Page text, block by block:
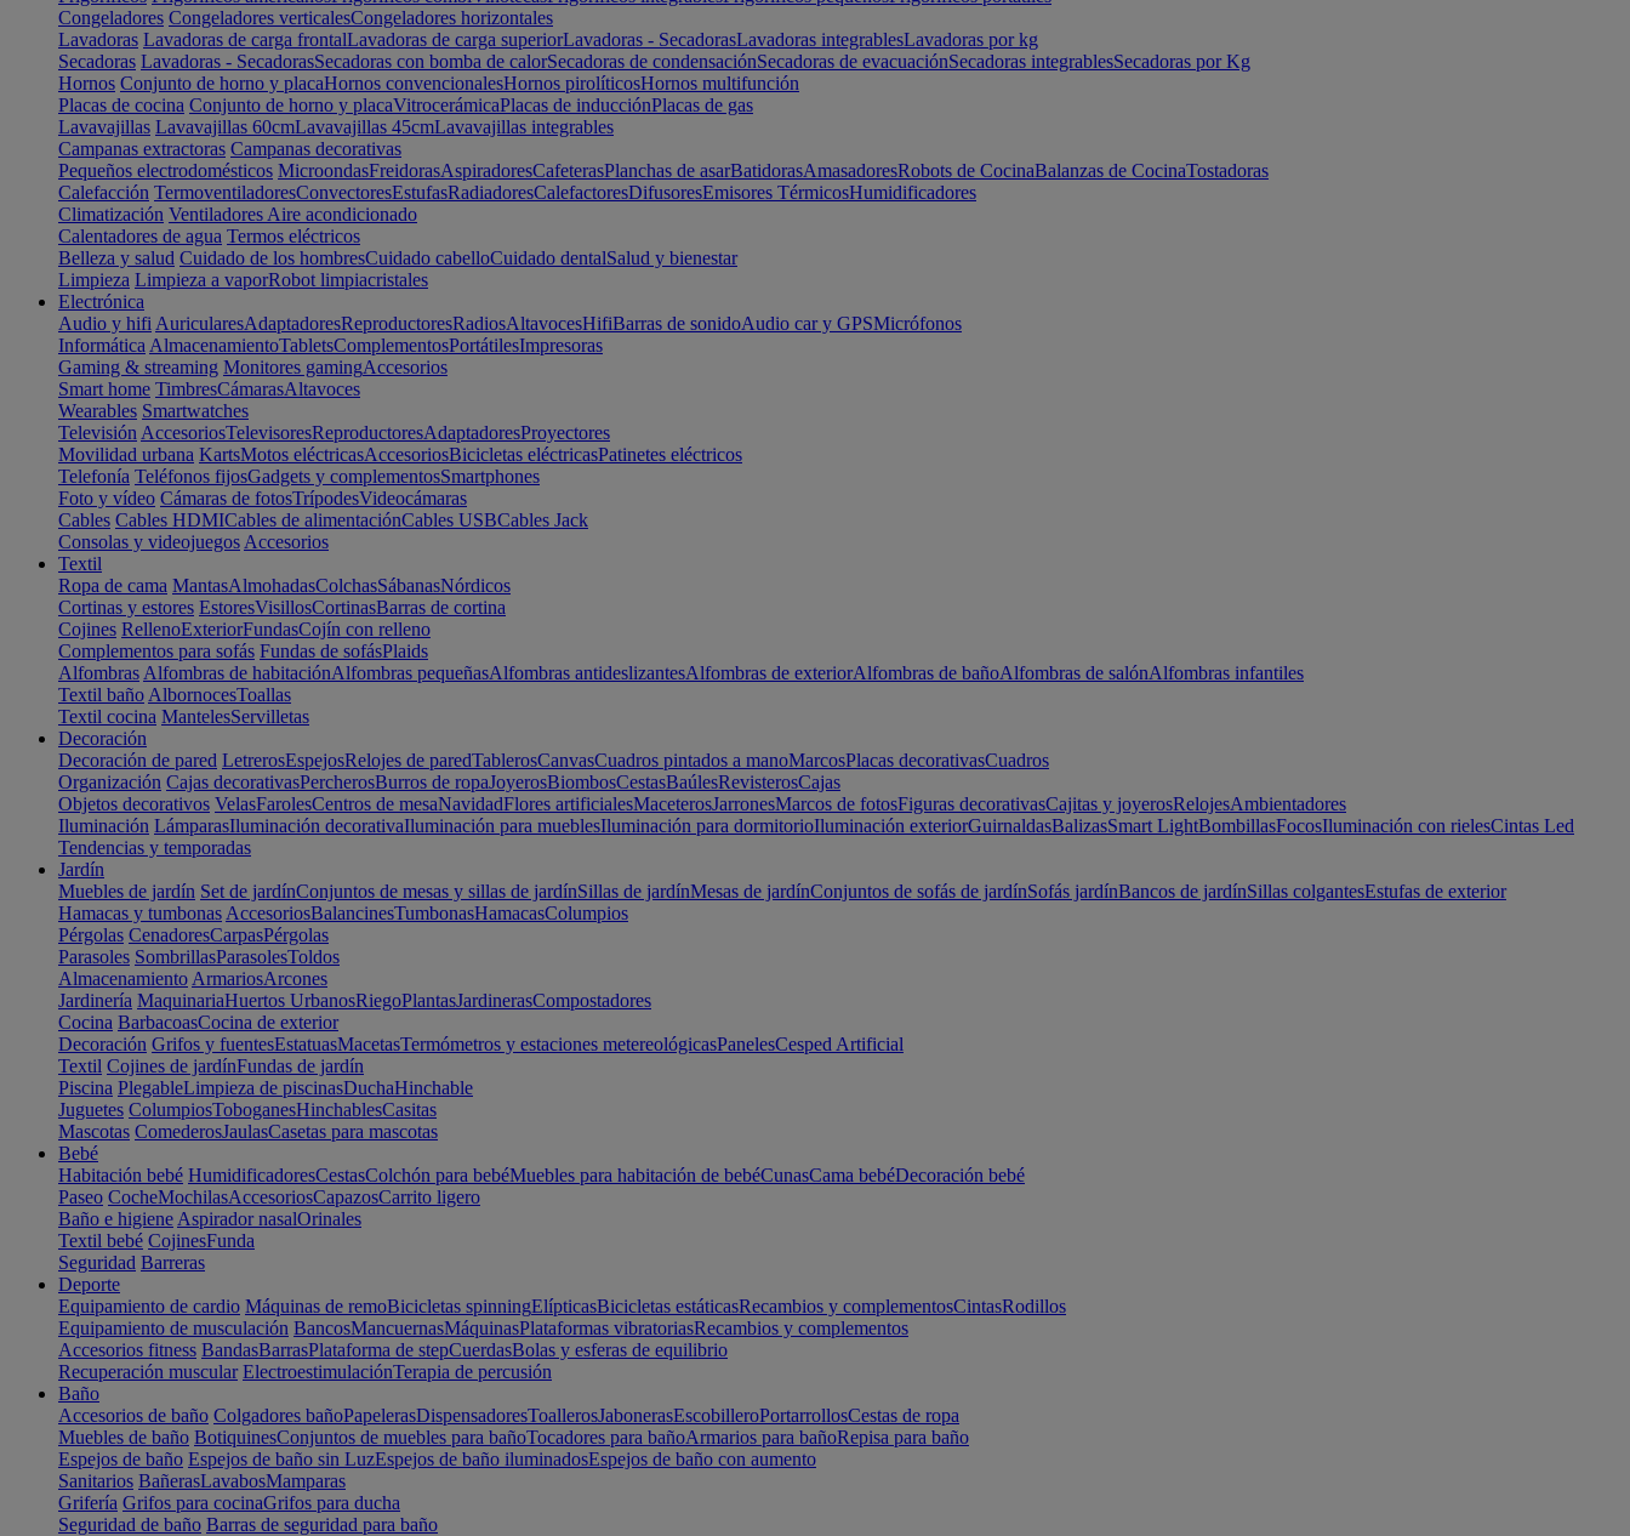
Congeladores Congeladores verticalesCongeladores horizontales
Lavadoras Lavadoras de carga frontalLavadoras de carga superiorLavadoras - SecadorasLavadoras integrablesLavadoras por kg
Secadoras Lavadoras - SecadorasSecadoras con bomba de calorSecadoras de condensaciónSecadoras de evacuaciónSecadoras integrablesSecadoras por Kg
Hornos Conjunto de horno y placaHornos convencionalesHornos pirolíticosHornos multifunción
Placas de cocina Conjunto de horno y placaVitrocerámicaPlacas de inducciónPlacas de gas
Lavavajillas Lavavajillas 60cmLavavajillas 45cmLavavajillas integrables
Campanas extractoras Campanas decorativas
Pequeños electrodomésticos MicroondasFreidorasAspiradoresCafeterasPlanchas de asarBatidorasAmasadoresRobots de CocinaBalanzas de CocinaTostadoras
Calefacción TermoventiladoresConvectoresEstufasRadiadoresCalefactoresDifusoresEmisores TérmicosHumidificadores
Climatización Ventiladores Aire acondicionado
Calentadores de agua Termos eléctricos
Belleza y salud Cuidado de los hombresCuidado cabelloCuidado dentalSalud y bienestar
Limpieza Limpieza a vaporRobot limpiacristales
Electrónica
Audio y hifi AuricularesAdaptadoresReproductoresRadiosAltavocesHifiBarras de sonidoAudio car y GPSMicrófonos
Informática AlmacenamientoTabletsComplementosPortátilesImpresoras
Gaming & streaming Monitores gamingAccesorios
Smart home TimbresCámarasAltavoces
Wearables Smartwatches
Televisión AccesoriosTelevisoresReproductoresAdaptadoresProyectores
Movilidad urbana KartsMotos eléctricasAccesoriosBicicletas eléctricasPatinetes eléctricos
Telefonía Teléfonos fijosGadgets y complementosSmartphones
Foto y vídeo Cámaras de fotosTrípodesVideocámaras
Cables Cables HDMICables de alimentaciónCables USBCables Jack
Consolas y videojuegos Accesorios
Textil
Ropa de cama MantasAlmohadasColchasSábanasNórdicos
Cortinas y estores EstoresVisillosCortinasBarras de cortina
Cojines RellenoExteriorFundasCojín con relleno
Complementos para sofás Fundas de sofásPlaids
Alfombras Alfombras de habitaciónAlfombras pequeñasAlfombras antideslizantesAlfombras de exteriorAlfombras de bañoAlfombras de salónAlfombras infantiles
Textil baño AlbornocesToallas
Textil cocina MantelesServilletas
Decoración
Decoración de pared LetrerosEspejosRelojes de paredTablerosCanvasCuadros pintados a manoMarcosPlacas decorativasCuadros
Organización Cajas decorativasPercherosBurros de ropaJoyerosBiombosCestasBaúlesRevisterosCajas
Objetos decorativos VelasFarolesCentros de mesaNavidadFlores artificialesMaceterosJarronesMarcos de fotosFiguras decorativasCajitas y joyerosRelojesAmbientadores
Iluminación LámparasIluminación decorativaIluminación para mueblesIluminación para dormitorioIluminación exteriorGuirnaldasBalizasSmart LightBombillasFocosIluminación con rielesCintas Led
Tendencias y temporadas
Jardín
Muebles de jardín Set de jardínConjuntos de mesas y sillas de jardínSillas de jardínMesas de jardínConjuntos de sofás de jardínSofás jardínBancos de jardínSillas colgantesEstufas de exterior
Hamacas y tumbonas AccesoriosBalancinesTumbonasHamacasColumpios
Pérgolas CenadoresCarpasPérgolas
Parasoles SombrillasParasolesToldos
Almacenamiento ArmariosArcones
Jardinería MaquinariaHuertos UrbanosRiegoPlantasJardinerasCompostadores
Cocina BarbacoasCocina de exterior
Decoración Grifos y fuentesEstatuasMacetasTermómetros y estaciones metereológicasPanelesCesped Artificial
Textil Cojines de jardínFundas de jardín
Piscina PlegableLimpieza de piscinasDuchaHinchable
Juguetes ColumpiosToboganesHinchablesCasitas
Mascotas ComederosJaulasCasetas para mascotas
Bebé
Habitación bebé HumidificadoresCestasColchón para bebéMuebles para habitación de bebéCunasCama bebéDecoración bebé
Paseo CocheMochilasAccesoriosCapazosCarrito ligero
Baño e higiene Aspirador nasalOrinales
Textil bebé CojinesFunda
Seguridad Barreras
Deporte
Equipamiento de cardio Máquinas de remoBicicletas spinningElípticasBicicletas estáticasRecambios y complementosCintasRodillos
Equipamiento de musculación BancosMancuernasMáquinasPlataformas vibratoriasRecambios y complementos
Accesorios fitness BandasBarrasPlataforma de stepCuerdasBolas y esferas de equilibrio
Recuperación muscular ElectroestimulaciónTerapia de percusión
Baño
Accesorios de baño Colgadores bañoPapelerasDispensadoresToallerosJabonerasEscobilleroPortarrollosCestas de ropa
Muebles de baño BotiquinesConjuntos de muebles para bañoTocadores para bañoArmarios para bañoRepisa para baño
Espejos de baño Espejos de baño sin LuzEspejos de baño iluminadosEspejos de baño con aumento
Sanitarios BañerasLavabosMamparas
Grifería Grifos para cocinaGrifos para ducha
Seguridad de baño Barras de seguridad para baño